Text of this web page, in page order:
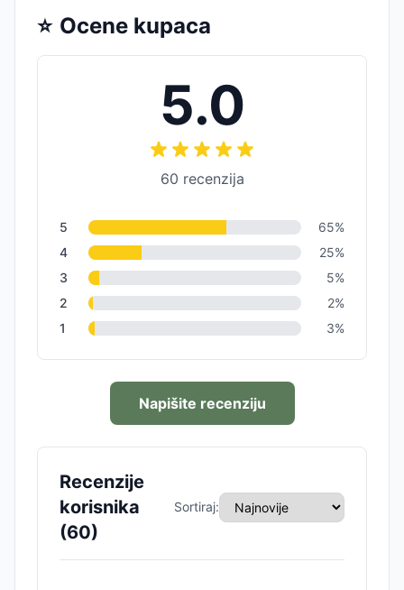
⭐ Ocene kupaca
5.0
60 recenzija
5 65%
4
25%
3
5%
2
2%
1
3%
Napišite recenziju
Recenzije
korisnika
(60)
Sortiraj: